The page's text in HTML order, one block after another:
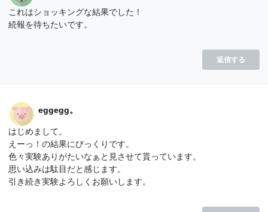
これはショッキングな結果でした！
続報を待ちたいです。
返信する
eggegg。
はじめまして。
えーっ！の結果にびっくりです。
色々実験ありがたいなぁと見させて貰っています。
思い込みは駄目だと感じます。
引き続き実験よろしくお願いします。